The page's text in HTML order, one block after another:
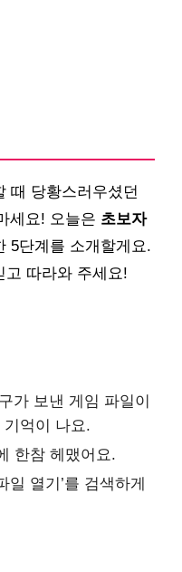
때 당황스러우셨던
세요! 오늘은 초보자
5단계를 소개할게요.
고 따라와 주세요!
가 보낸 게임 파일이
억이 나요.
한참 헤맸어요.
일 열기’를 검색하게